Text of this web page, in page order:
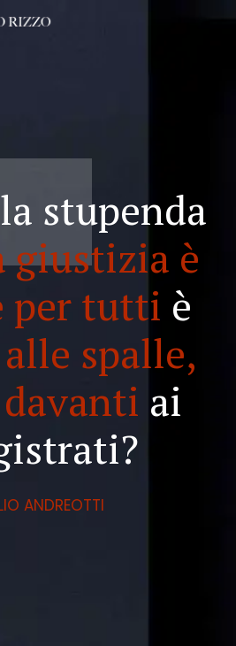
stupenda
giustizia è
per tutti è
alle spalle,
davanti ai
ANDREOTTI